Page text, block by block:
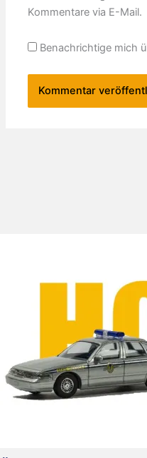
Kommentare via E-Mail.
Benachrichtige mich